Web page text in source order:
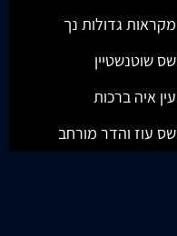
מקראות גדולות נך
שס שוטנשטיין
עין איה ברכות
שס עוז והדר מורחב